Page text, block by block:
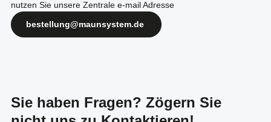
nutzen Sie unsere Zentrale e-mail Adresse
bestellung@maunsystem.de
Sie haben Fragen? Zögern Sie